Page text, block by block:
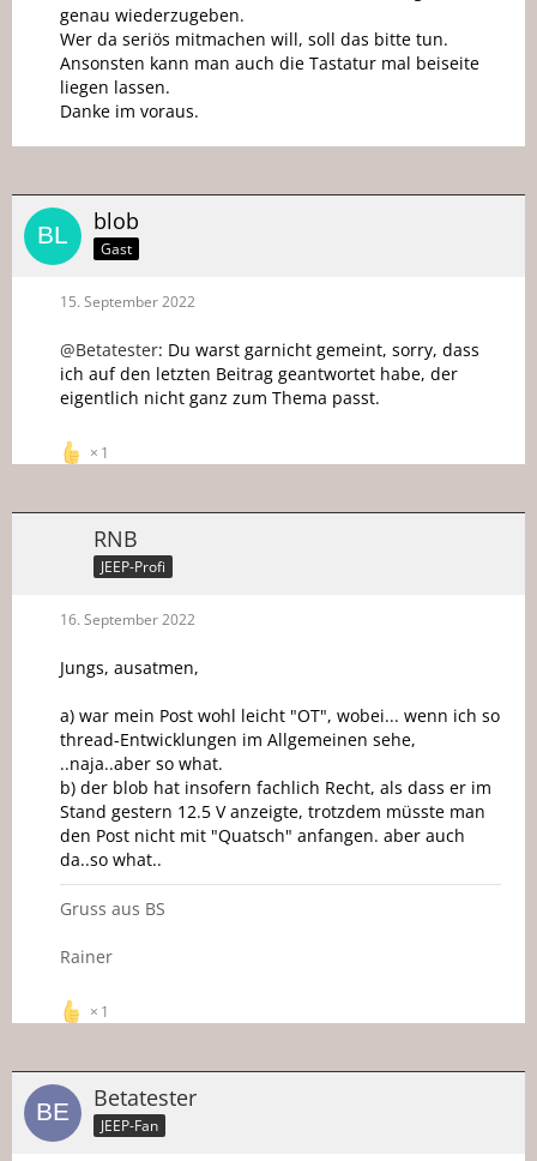
genau wiederzugeben.
Wer da seriös mitmachen will, soll das bitte tun.
Ansonsten kann man auch die Tastatur mal beiseite
liegen lassen.
Danke im voraus.
blob
Gast
15. September 2022
@Betatester: Du warst garnicht gemeint, sorry, dass
ich auf den letzten Beitrag geantwortet habe, der
eigentlich nicht ganz zum Thema passt.
1
RNB
JEEP-Profi
16. September 2022
Jungs, ausatmen,
a) war mein Post wohl leicht "OT", wobei... wenn ich so
thread-Entwicklungen im Allgemeinen sehe,
..naja..aber so what.
b) der blob hat insofern fachlich Recht, als dass er im
Stand gestern 12.5 V anzeigte, trotzdem müsste man
den Post nicht mit "Quatsch" anfangen. aber auch
da..so what..
Gruss aus BS
Rainer
1
Betatester
JEEP-Fan